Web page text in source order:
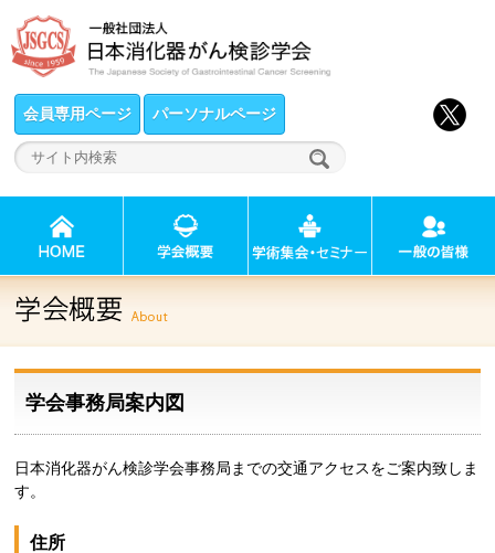
会員専用ページ パーソナルページ
学会事務局案内図
日本消化器がん検診学会事務局までの交通アクセスをご案内致しま
す。
住所